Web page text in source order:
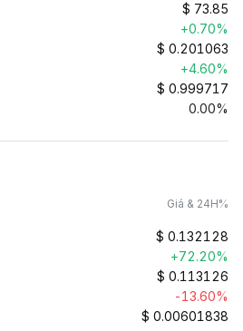
$ 73.85
+0.70%
$ 0.201063
+4.60%
$ 0.999717
0.00%
Giá & 24H%
$ 0.132128
+72.20%
$ 0.113126
-13.60%
$ 0.00601838